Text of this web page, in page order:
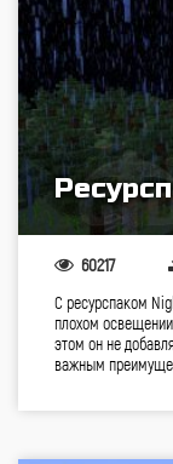
60217
С ресурспаком
плохом
этом он не
важным